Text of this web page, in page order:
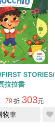
STORIES/
拉拉書
79 折 303元
物車